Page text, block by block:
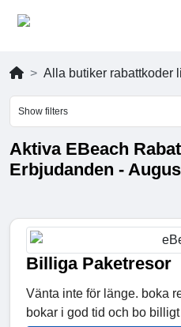
Alla butiker rabattkoder
Show filters
Aktiva EBeach
Erbjudanden -
Billiga Paketresor
Vänta inte för länge. boka
bokar i god tid och bo